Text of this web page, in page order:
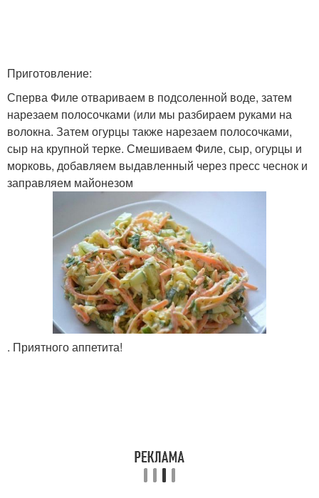
Приготовление:
Сперва Филе отвариваем в подсоленной воде, затем
нарезаем полосочками (или мы разбираем руками на
волокна. Затем огурцы также нарезаем полосочками,
сыр на крупной терке. Смешиваем Филе, сыр, огурцы и
морковь, добавляем выдавленный через пресс чеснок и
заправляем майонезом
. Приятного аппетита!